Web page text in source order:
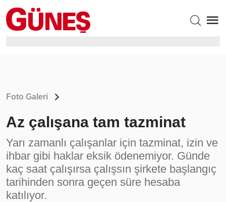
Foto Galeri
Az çalışana tam tazminat
Yarı zamanlı çalışanlar için tazminat, izin ve
ihbar gibi haklar eksik ödenemiyor. Günde
kaç saat çalışırsa çalışsın şirkete başlangıç
tarihinden sonra geçen süre hesaba
katılıyor.